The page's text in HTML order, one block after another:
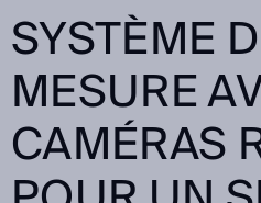
SYSTÈME
MESURE
CAMÉRAS